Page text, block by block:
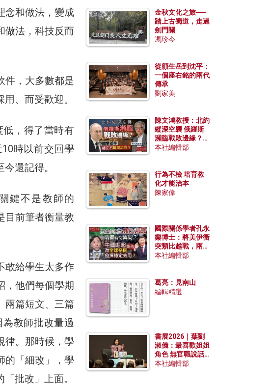
念和做法，變成
做法，科技反而
件，大多數都是
、而受歡迎。
，得了當時有
時以前交回學
還記得。
鍵不是教師的
目前筆者衡量教
敢給學生太多作
，他們每個學期
兩篇短文、三篇
教師批改量過
律。那時候，學
的「細改」，學
批改」上面。
金秋文化之旅──
踏上古蜀道，走過
劍門關
馮珍今
從顧生岳到沈平：
一個座右銘的兩代
傳承
劉家美
陳文鴻教授：北約
縱深空襲 俄羅斯
瀕臨戰敗邊緣？中
國零部件能左右戰
本社編輯部
行為不檢 培育教
化才能治本
陳家偉
國際關係學者孔永
樂博士：將美伊衝
突類比越戰，兩者
有何異同？中國崛
本社編輯部
葛亮：見南山
編輯精選
書展2026｜葉劉
淑儀：最喜歡姐姐
角色 無官職說話
包袱少
本社編輯部